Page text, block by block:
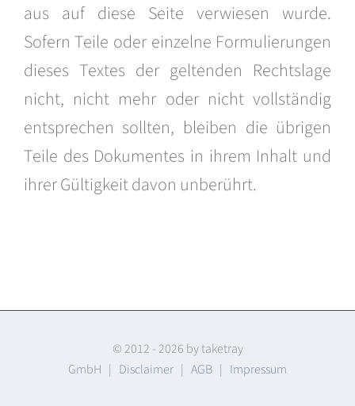
aus auf diese Seite verwiesen wurde.
Sofern Teile oder einzelne Formulierungen
dieses Textes der geltenden Rechtslage
nicht, nicht mehr oder nicht vollständig
entsprechen sollten, bleiben die übrigen
Teile des Dokumentes in ihrem Inhalt und
ihrer Gültigkeit davon unberührt.
© 2012 - 2026 by taketray
GmbH | Disclaimer | AGB | Impressum